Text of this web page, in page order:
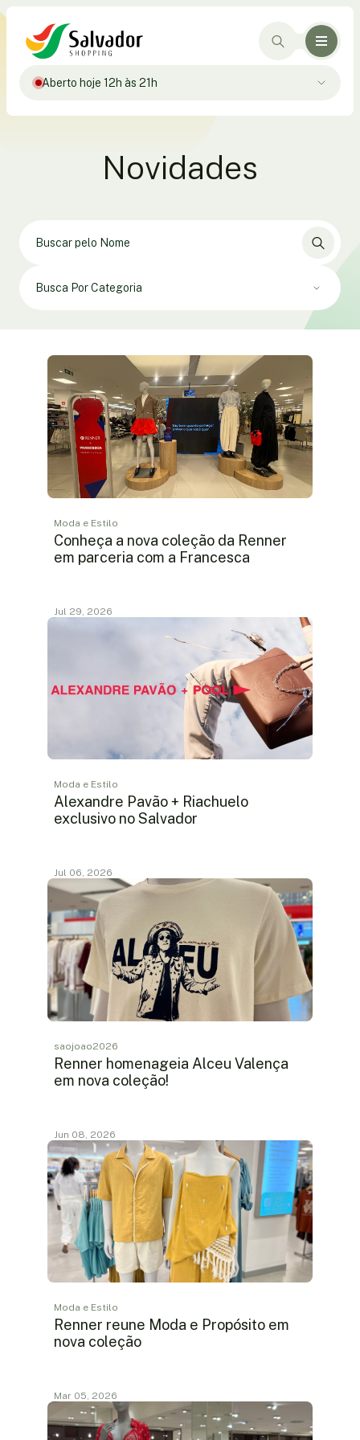
Aberto hoje 12h às 21h
Novidades
Busca Por Categoria
Moda e Estilo
Conheça a nova coleção da Renner
em parceria com a Francesca
Jul 29, 2026
Moda e Estilo
Alexandre Pavão + Riachuelo
exclusivo no Salvador
Jul 06, 2026
saojoao2026
Renner homenageia Alceu Valença
em nova coleção!
Jun 08, 2026
Moda e Estilo
Renner reune Moda e Propósito em
nova coleção
Mar 05, 2026